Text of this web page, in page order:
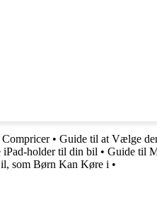
• Guide til at Vælge
holder til din bil • Guide til
som Børn Kan Køre i •